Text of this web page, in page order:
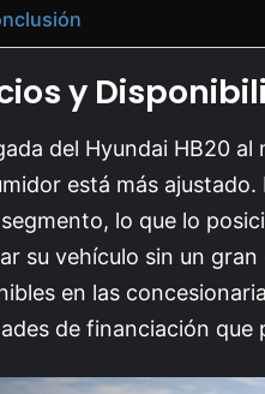
y
del Hyundai HB20
está más
lo que lo
su vehículo sin un
en las
de financiación que